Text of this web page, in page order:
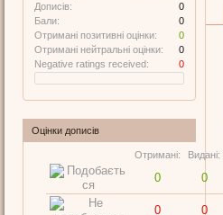
Дописів:
0
Бали:
0
Отримані позитивні оцінки:
0
Отримані нейтральні оцінки:
0
Negative ratings received:
0
Оцінки дописів
Отримані: Видані:
0 0
0 0